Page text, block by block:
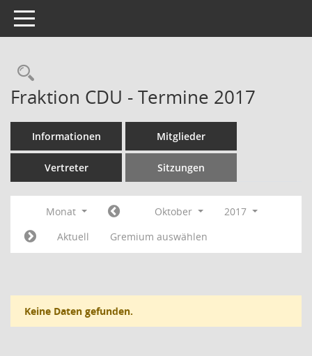
Toggle navigation
Rechercheauswahl
Fraktion CDU - Termine 2017
Informationen Mitglieder
Vertreter Sitzungen
Monat Oktober
2017
Aktuell
Gremium auswählen
Keine Daten gefunden.